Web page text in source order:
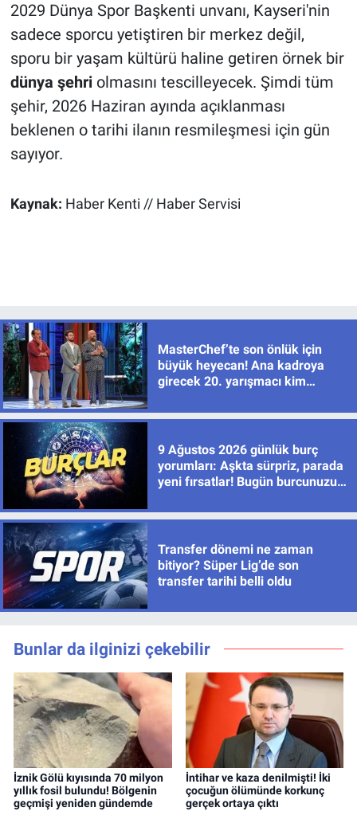
2029 Dünya Spor Başkenti unvanı, Kayseri'nin
sadece sporcu yetiştiren bir merkez değil,
sporu bir yaşam kültürü haline getiren örnek bir
dünya şehriolmasını tescilleyecek. Şimdi tüm
şehir, 2026 Haziran ayında açıklanması
beklenen o tarihi ilanın resmileşmesi için gün
sayıyor.
Kaynak: Haber Kenti // Haber Servisi
MasterChef’te son önlük için
büyük heyecan! Ana kadroya
girecek 20. yarışmacı kim
9 Ağustos 2026 günlük burç
yorumları: Aşkta sürpriz, parada
yeni fırsatlar! Bugün burcunuzu
Transfer dönemi ne zaman
bitiyor? Süper Lig’de son
transfer tarihi belli oldu
Bunlar da ilginizi çekebilir
İznik Gölü kıyısında 70 milyon
yıllık fosil bulundu! Bölgenin
geçmişi yeniden gündemde
İntihar ve kaza denilmişti! İki
çocuğun ölümünde korkunç
gerçek ortaya çıktı